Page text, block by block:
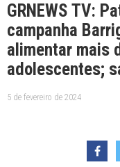
GRNEWS TV:
campanha
alimentar mais
adolescentes;
5 de fevereiro de 2024